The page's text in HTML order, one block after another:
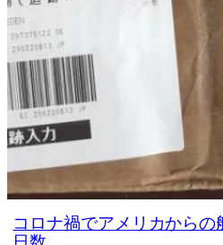
コロナ禍でアメリカから